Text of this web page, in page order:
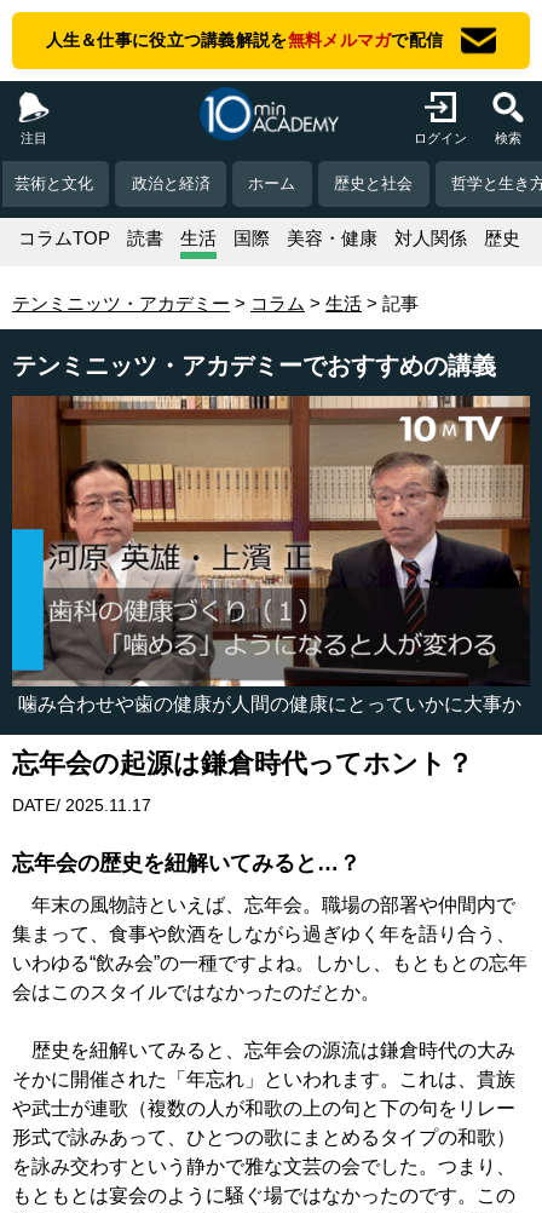
人生＆仕事に役立つ講義解説を無料メルマガで配信
注目 ログイン 検索
芸術と文化 政治と経済 ホーム 歴史と社会 哲学と生き
コラムTOP 読書 生活 国際 美容・健康 対人関係 歴史
テンミニッツ・アカデミー コラム 生活 記事
テンミニッツ・アカデミーでおすすめの講義
噛み合わせや歯の健康が人間の健康にとっていかに大事か
忘年会の起源は鎌倉時代ってホント？
DATE/ 2025.11.17
忘年会の歴史を紐解いてみると…？
年末の風物詩といえば、忘年会。職場の部署や仲間内で
集まって、食事や飲酒をしながら過ぎゆく年を語り合う、
いわゆる“飲み会”の一種ですよね。しかし、もともとの忘年
会はこのスタイルではなかったのだとか。
歴史を紐解いてみると、忘年会の源流は鎌倉時代の大み
そかに開催された「年忘れ」といわれます。これは、貴族
や武士が連歌（複数の人が和歌の上の句と下の句をリレー
形式で詠みあって、ひとつの歌にまとめるタイプの和歌）
を詠み交わすという静かで雅な文芸の会でした。つまり、
もともとは宴会のように騒ぐ場ではなかったのです。この